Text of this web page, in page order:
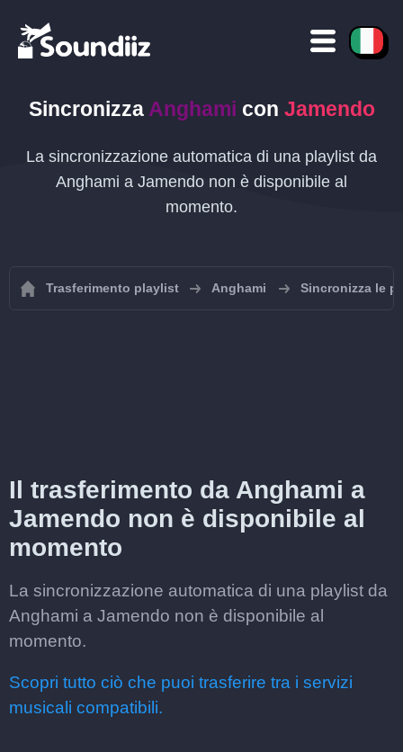
Sincronizza Anghami con Jamendo
La sincronizzazione automatica di una playlist da
Anghami a Jamendo non è disponibile al
momento.
Trasferimento playlist Anghami Sincronizza le
Il trasferimento da Anghami a
Jamendo non è disponibile al
momento
La sincronizzazione automatica di una playlist da
Anghami a Jamendo non è disponibile al
momento.
Scopri tutto ciò che puoi trasferire tra i servizi
musicali compatibili.